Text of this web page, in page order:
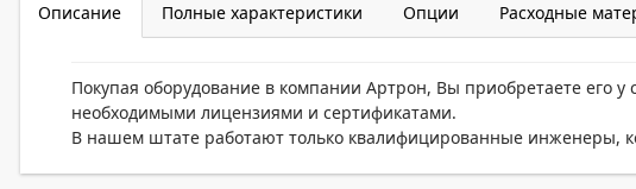
Описание Полные характеристики Опции Расходные
Покупая оборудование в компании Артрон, Вы приобретаете его
необходимыми лицензиями и сертификатами.
В нашем штате работают только квалифицированные инженеры,